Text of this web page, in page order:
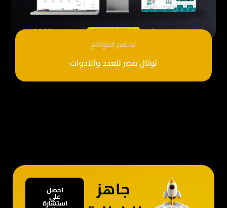
توتال مصر للعدد والادوات
تصميم المواقع
جاهز
احصل
علي
استشارة